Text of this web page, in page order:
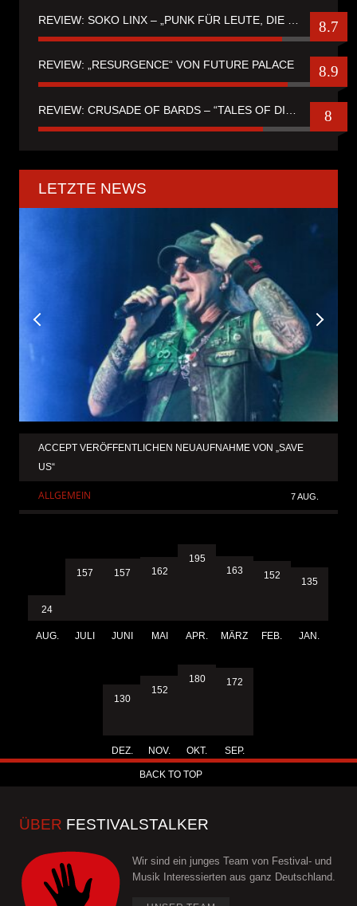
8.7
REVIEW: „RESURGENCE“ VON FUTURE PALACE 8.9
8
LETZTE NEWS
ACCEPT VERÖFFENTLICHEN NEUAUFNAHME VON „SAVE
US“
ALLGEMEIN 7 AUG.
24
AUG.
157
JULI
157
JUNI
162
MAI
195
APR.
163
MÄRZ
152
FEB.
135
JAN.
130
DEZ.
152
NOV.
180
OKT.
172
SEP.
BACK TO TOP
ÜBER FESTIVALSTALKER
Wir sind ein junges Team von Festival- und
Musik Interessierten aus ganz Deutschland.